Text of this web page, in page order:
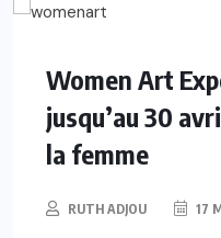
Women Art
jusqu’au 30
la femme
RUTH ADJOU 17